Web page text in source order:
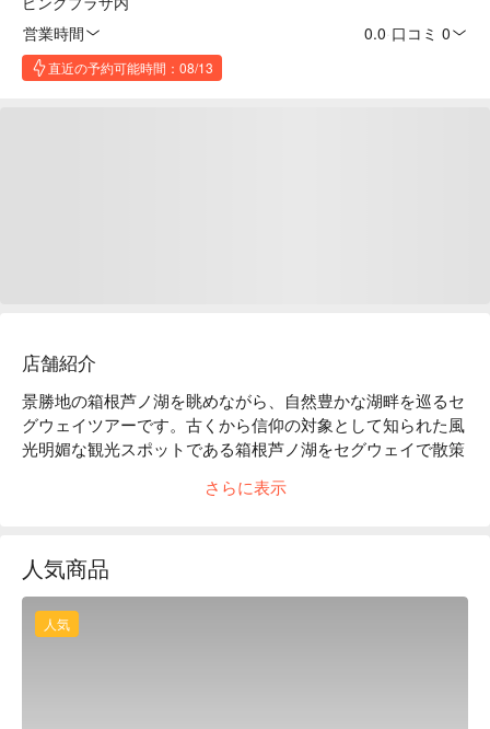
営業時間
0.0 口コミ 0
直近の予約可能時間：08/13
店舗紹介
景勝地の箱根芦ノ湖を眺めながら、自然豊かな湖畔を巡るセ
グウェイツアーです。古くから信仰の対象として知られた風
光明媚な観光スポットである箱根芦ノ湖をセグウェイで散策
箱根園コテージウエストからスタート。公道である箱根町の
季折々の自然の風景があり、草花類が数多く自生する緑豊か
な森が形成されています。他のセグウェイツアーの中でも屈
指の自然が豊かなツアーが楽しめます。
九頭龍の森にはパワースポットが点在し、多くの人々に金運
さらに表示
人気商品
人気